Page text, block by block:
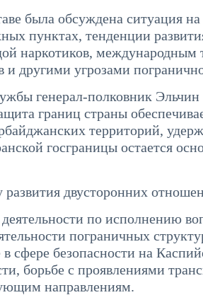
была обсуждена ситуация
пунктах, тенденции
наркотиков, международным
другими угрозами
генерал-полковник
границ страны
территорий,
госграницы остается
двусторонних
по исполнению
пограничных
сфере безопасности на
борьбе с проявлениями
направлениям.